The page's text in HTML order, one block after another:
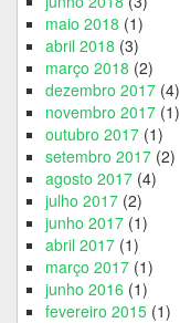
maio 2018 (1)
abril 2018 (3)
março 2018 (2)
dezembro 2017 (4)
novembro 2017 (1)
outubro 2017 (1)
setembro 2017 (2)
agosto 2017 (4)
julho 2017 (2)
junho 2017 (1)
abril 2017 (1)
março 2017 (1)
junho 2016 (1)
fevereiro 2015 (1)